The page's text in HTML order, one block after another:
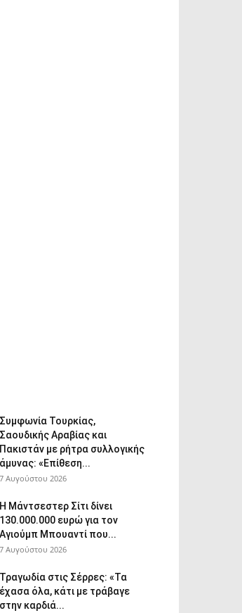
Συμφωνία Τουρκίας,
Σαουδικής Αραβίας και
Πακιστάν με ρήτρα συλλογικής
άμυνας: «Επίθεση...
7 Αυγούστου 2026
Η Μάντσεστερ Σίτι δίνει
130.000.000 ευρώ για τον
Αγιούμπ Μπουαντί που...
7 Αυγούστου 2026
Τραγωδία στις Σέρρες: «Τα
έχασα όλα, κάτι με τράβαγε
στην καρδιά...